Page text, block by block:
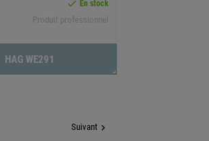
 En stock
Produit professionnel
HAG WE291
Suivant